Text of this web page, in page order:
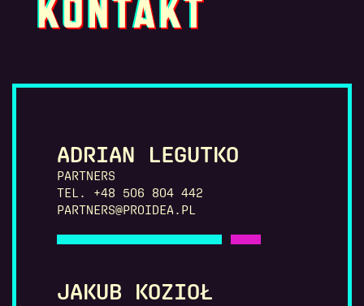
KONTAKT
ADRIAN LEGUTKO
PARTNERS
TEL. +48 506 804 442
PARTNERS@PROIDEA.PL
JAKUB KOZIOŁ